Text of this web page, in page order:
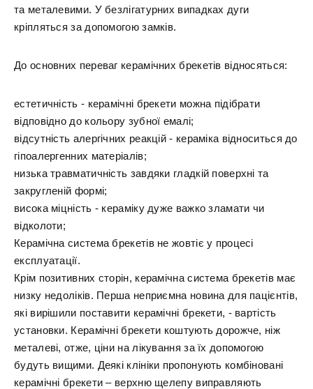
та металевими. У безлігатурних випадках дуги
кріпляться за допомогою замків.
До основних переваг керамічних брекетів відносяться:
естетичність - керамічні брекети можна підібрати
відповідно до кольору зубної емалі;
відсутність алергічних реакцій - кераміка відноситься до
гіпоалергенних матеріалів;
низька травматичність завдяки гладкій поверхні та
закругленій формі;
висока міцність - кераміку дуже важко зламати чи
відколоти;
Керамічна система брекетів не жовтіє у процесі
експлуатації.
Крім позитивних сторін, керамічна система брекетів має
низку недоліків. Перша неприємна новина для пацієнтів,
які вирішили поставити керамічні брекети, - вартість
установки. Керамічні брекети коштують дорожче, ніж
металеві, отже, ціни на лікування за їх допомогою
будуть вищими. Деякі клініки пропонують комбіновані
керамічні брекети – верхню щелепу виправляють